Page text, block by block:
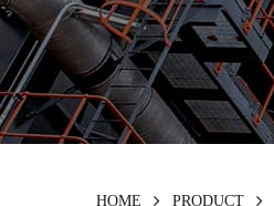
HOME PRODUCT